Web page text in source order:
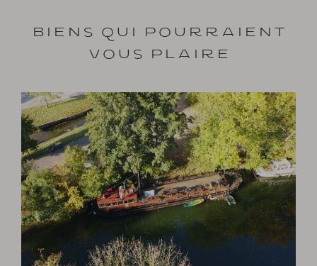
Biens qui pourraient
vous plaire